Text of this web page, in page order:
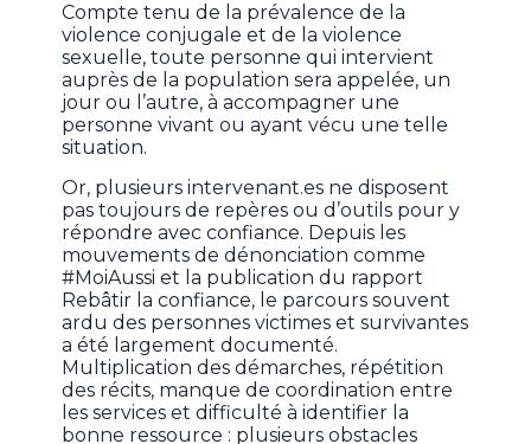
Compte tenu de la prévalence de la
violence conjugale et de la violence
sexuelle, toute personne qui intervient
auprès de la population sera appelée, un
jour ou l’autre, à accompagner une
personne vivant ou ayant vécu une telle
situation.
Or, plusieurs intervenant.es ne disposent
pas toujours de repères ou d’outils pour y
répondre avec confiance. Depuis les
mouvements de dénonciation comme
#MoiAussi et la publication du rapport
Rebâtir la confiance, le parcours souvent
ardu des personnes victimes et survivantes
a été largement documenté.
Multiplication des démarches, répétition
des récits, manque de coordination entre
les services et difficulté à identifier la
bonne ressource : plusieurs obstacles